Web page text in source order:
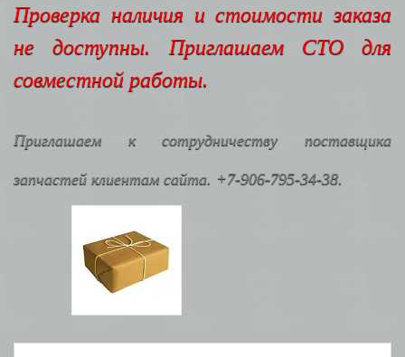
Проверка наличия и стоимости заказа
не доступны. Приглашаем СТО для
совместной работы.
Приглашаем к сотрудничеству поставщика
запчастей клиентам сайта. +7-906-795-34-38.